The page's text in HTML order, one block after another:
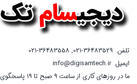
تلفن 021-36483529
,
021-36483558
ایمیلinfo@digisamtech.ir
ما در روزهای کاری از ساعت ۹ صبح تا ۱۹ پاسخگوی شما هستیم